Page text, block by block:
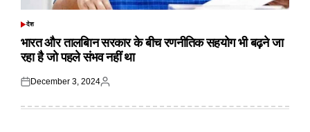
POSTED
देश
भारत और तालबिान सरकार के बीच रणनीतिक सहयोग भी बढ़ने जा
रहा है जो पहले संभव नहीं था
Posted
December 3, 2024
Posted